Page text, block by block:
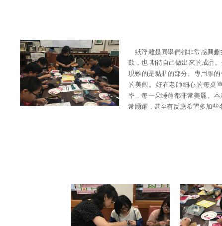
紙浮雕是同學們都非常感興
歎，也 期待自己做出來的成品
現難的是黏貼的部分。專用膠
的美觀。好在老師細心的每桌
率，每一朵睡蓮都非常美麗。
常踴躍，甚至有反應希望多加些